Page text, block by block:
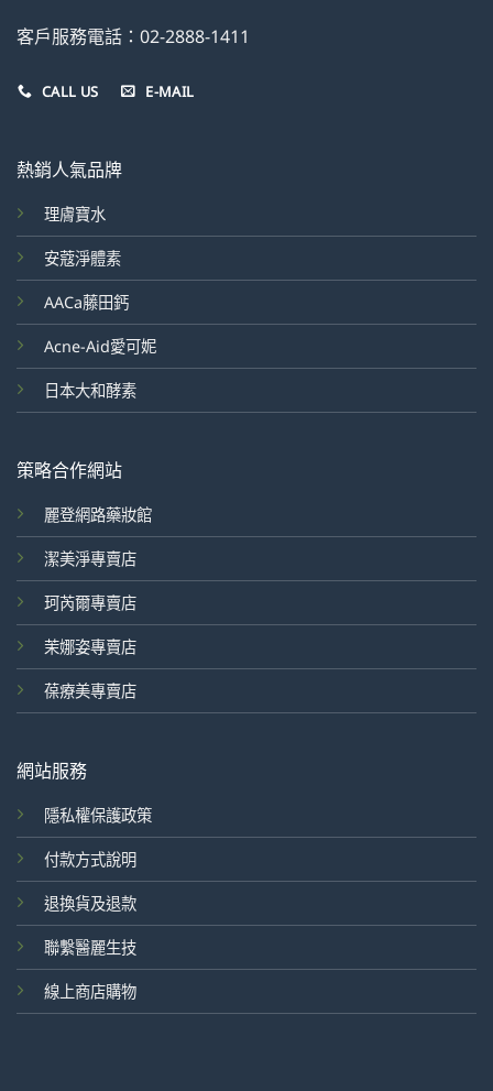
客戶服務電話：02-2888-1411
CALL US E-MAIL
熱銷人氣品牌
理膚寶水
安蔻淨體素
AACa藤田鈣
Acne-Aid愛可妮
日本大和酵素
策略合作網站
麗登網路藥妝館
潔美淨專賣店
珂芮爾專賣店
茉娜姿專賣店
葆療美專賣店
網站服務
隱私權保護政策
付款方式說明
退換貨及退款
聯繫醫麗生技
線上商店購物